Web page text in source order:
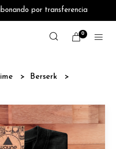
por transferencia
0
Berserk